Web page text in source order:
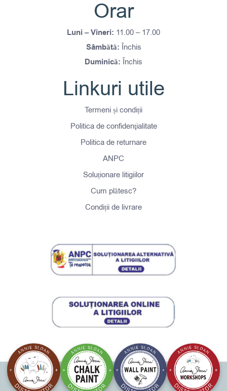
Orar
Luni – Vineri: 11.00 – 17.00
Sâmbătă: Închis
Duminică: Închis
Linkuri utile
Termeni și condiții
Politica de confidenţialitate
Politica de returnare
ANPC
Soluționare litigiilor
Cum plătesc?
Condiții de livrare